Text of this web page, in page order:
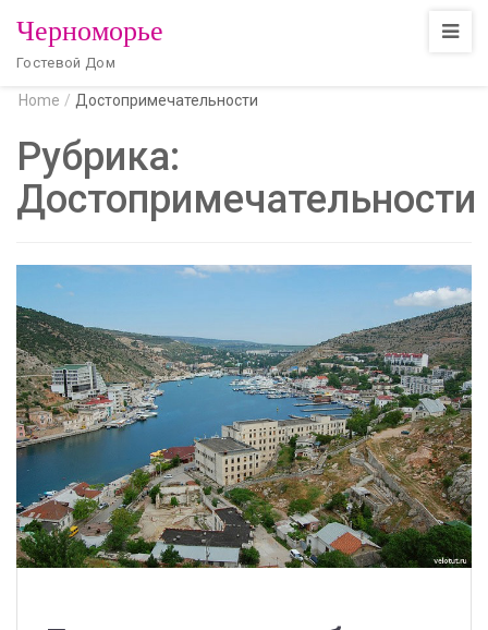
Черноморье
Гостевой Дом
Home / Достопримечательности
Рубрика:
Достопримечательности